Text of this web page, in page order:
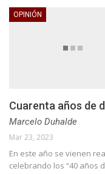
OPINIÓN
Cuarenta años de
Marcelo Duhalde
Mar 23, 2023
En este año se vienen
celebrando los “40 años